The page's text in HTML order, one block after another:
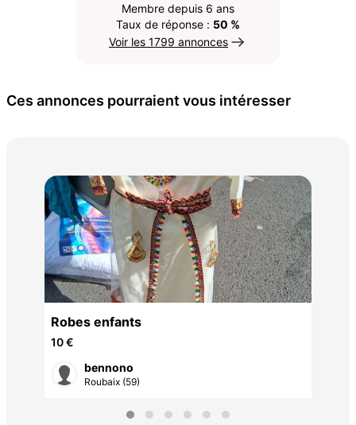
Membre depuis 6 ans
Taux de réponse : 50 %
Voir les 1799 annonces
Ces annonces pourraient vous intéresser
Robes enfants
10 €
bennono
Roubaix (59)